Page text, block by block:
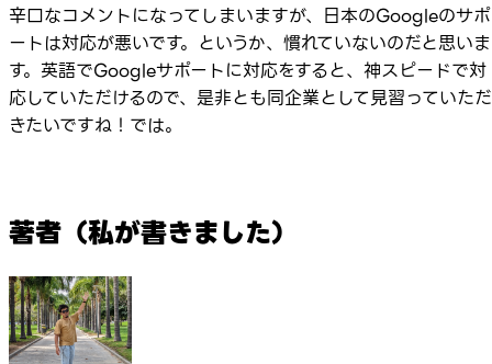
辛口なコメントになってしまいますが、日本のGoogleのサポ
ートは対応が悪いです。というか、慣れていないのだと思いま
す。英語でGoogleサポートに対応をすると、神スピードで対
応していただけるので、是非とも同企業として見習っていただ
きたいですね！では。
著者（私が書きました）